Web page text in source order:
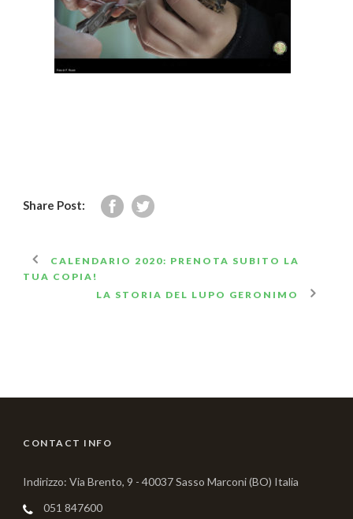
Share Post:
CALENDARIO 2020: PRENOTA SUBITO LA
TUA COPIA!
LA STORIA DEL LUPO GERONIMO
CONTACT INFO
Indirizzo: Via Brento, 9 - 40037 Sasso Marconi (BO) Italia
051 847600